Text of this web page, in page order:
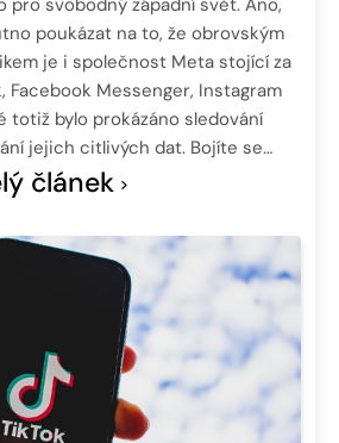
pro svobodný západní svět. Ano,
poukázat na to, že obrovským
je i společnost Meta stojící za
Facebook Messenger, Instagram
totiž bylo prokázáno sledování
jejich citlivých dat. Bojíte se…
článek